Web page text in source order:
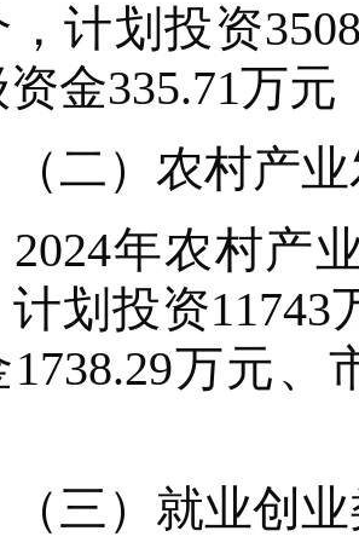
，计划投资
金335.71万
）农村产业
年农村产业
划投资11743
1738.29万元、
）就业创业